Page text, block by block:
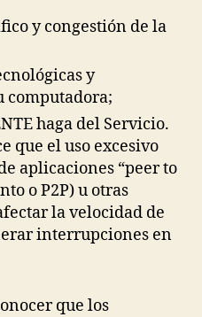
y congestión de la
y
computadora;
haga del Servicio.
que el uso excesivo
aplicaciones “peer to
o P2P) u otras
la velocidad de
interrupciones en
que los